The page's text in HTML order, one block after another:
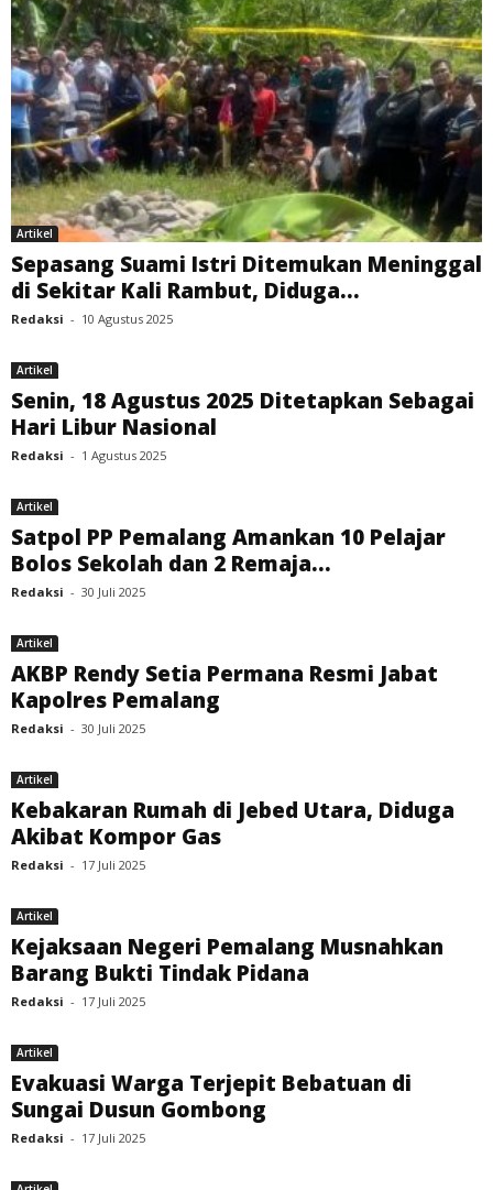
Artikel
Sepasang Suami Istri Ditemukan Meninggal
di Sekitar Kali Rambut, Diduga...
Redaksi - 10 Agustus 2025
Artikel
Senin, 18 Agustus 2025 Ditetapkan Sebagai
Hari Libur Nasional
Redaksi - 1 Agustus 2025
Artikel
Satpol PP Pemalang Amankan 10 Pelajar
Bolos Sekolah dan 2 Remaja...
Redaksi - 30 Juli 2025
Artikel
AKBP Rendy Setia Permana Resmi Jabat
Kapolres Pemalang
Redaksi - 30 Juli 2025
Artikel
Kebakaran Rumah di Jebed Utara, Diduga
Akibat Kompor Gas
Redaksi - 17 Juli 2025
Artikel
Kejaksaan Negeri Pemalang Musnahkan
Barang Bukti Tindak Pidana
Redaksi - 17 Juli 2025
Artikel
Evakuasi Warga Terjepit Bebatuan di
Sungai Dusun Gombong
Redaksi - 17 Juli 2025